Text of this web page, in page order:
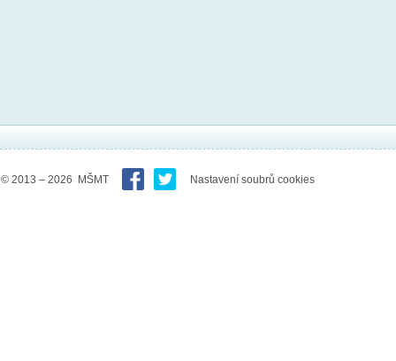
© 2013 – 2026 MŠMT Nastavení soubrů cookies